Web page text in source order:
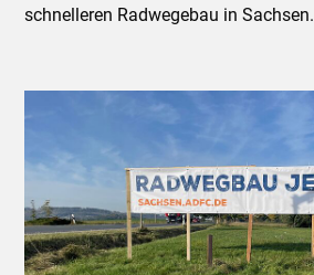
schnelleren Radwegebau in Sachsen.